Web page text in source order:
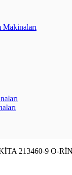
Makinaları
213460-9 O-